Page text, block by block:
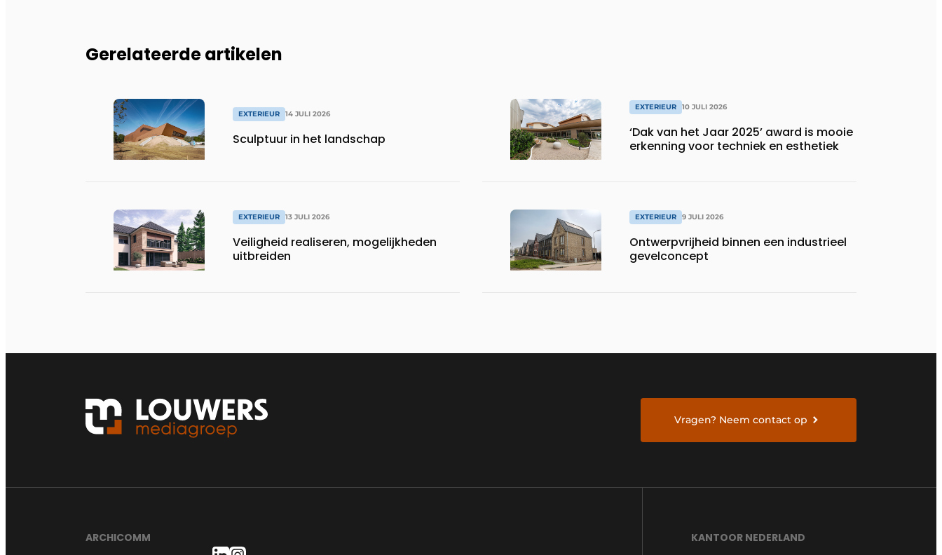
Gerelateerde artikelen
EXTERIEUR 14 JULI 2026
Sculptuur in het landschap
EXTERIEUR 13 JULI 2026
Veiligheid realiseren, mogelijkheden
uitbreiden
EXTERIEUR 10 JULI 2026
‘Dak van het Jaar 2025’ award is mooie
erkenning voor techniek en esthetiek
EXTERIEUR 9 JULI 2026
Ontwerpvrijheid binnen een industrieel
gevelconcept
Vragen? Neem contact op
ARCHICOMM KANTOOR NEDERLAND